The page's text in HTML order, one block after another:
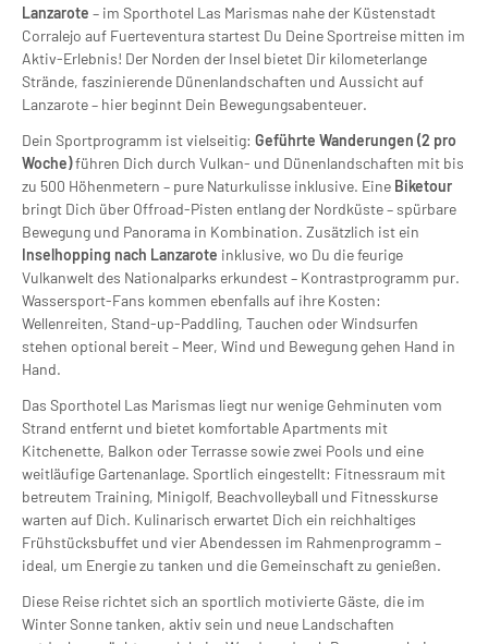
Lanzarote – im Sporthotel Las Marismas nahe der Küstenstadt
Corralejo auf Fuerteventura startest Du Deine Sportreise mitten im
Aktiv-Erlebnis! Der Norden der Insel bietet Dir kilometerlange
Strände, faszinierende Dünenlandschaften und Aussicht auf
Lanzarote – hier beginnt Dein Bewegungsabenteuer.
Dein Sportprogramm ist vielseitig: Geführte Wanderungen (2 pro
Woche)führen Dich durch Vulkan- und Dünenlandschaften mit bis
zu 500 Höhenmetern – pure Naturkulisse inklusive. Eine Biketour
bringt Dich über Offroad-Pisten entlang der Nordküste – spürbare
Bewegung und Panorama in Kombination. Zusätzlich ist ein
Inselhopping nach Lanzarote inklusive, wo Du die feurige
Vulkanwelt des Nationalparks erkundest – Kontrastprogramm pur.
Wassersport-Fans kommen ebenfalls auf ihre Kosten:
Wellenreiten, Stand-up-Paddling, Tauchen oder Windsurfen
stehen optional bereit – Meer, Wind und Bewegung gehen Hand in
Hand.
Das Sporthotel Las Marismas liegt nur wenige Gehminuten vom
Strand entfernt und bietet komfortable Apartments mit
Kitchenette, Balkon oder Terrasse sowie zwei Pools und eine
weitläufige Gartenanlage. Sportlich eingestellt: Fitnessraum mit
betreutem Training, Minigolf, Beachvolleyball und Fitnesskurse
warten auf Dich. Kulinarisch erwartet Dich ein reichhaltiges
Frühstücksbuffet und vier Abendessen im Rahmenprogramm –
ideal, um Energie zu tanken und die Gemeinschaft zu genießen.
Diese Reise richtet sich an sportlich motivierte Gäste, die im
Winter Sonne tanken, aktiv sein und neue Landschaften